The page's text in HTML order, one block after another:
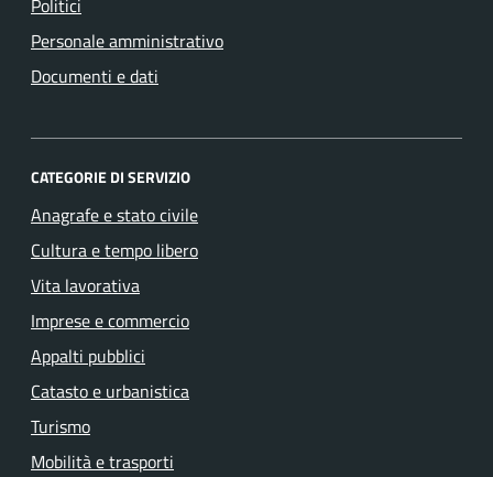
Politici
Personale amministrativo
Documenti e dati
CATEGORIE DI SERVIZIO
Anagrafe e stato civile
Cultura e tempo libero
Vita lavorativa
Imprese e commercio
Appalti pubblici
Catasto e urbanistica
Turismo
Mobilità e trasporti